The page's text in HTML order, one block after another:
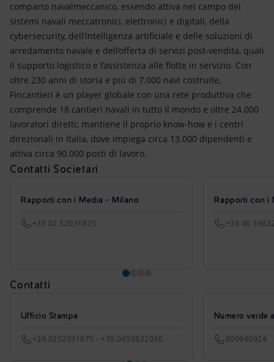
comparto navalmeccanico, essendo attiva nel campo dei
sistemi navali meccatronici, elettronici e digitali, della
cybersecurity, dell’intelligenza artificiale e delle soluzioni di
arredamento navale e dell’offerta di servizi post-vendita, quali
il supporto logistico e l’assistenza alle flotte in servizio. Con
oltre 230 anni di storia e più di 7.000 navi costruite,
Fincantieri è un player globale con una rete produttiva che
comprende 18 cantieri navali in tutto il mondo e oltre 24.000
lavoratori diretti; mantiene il proprio know-how e i centri
direzionali in Italia, dove impiega circa 13.000 dipendenti e
attiva circa 90.000 posti di lavoro.
Contatti Societari
Rapporti con i Media - Milano
+39 02 52031875
Rapporti con i
+39 06
Contatti
Ufficio Stampa
+39.0252031875 - +39.0659822030
Numero verde
800940924